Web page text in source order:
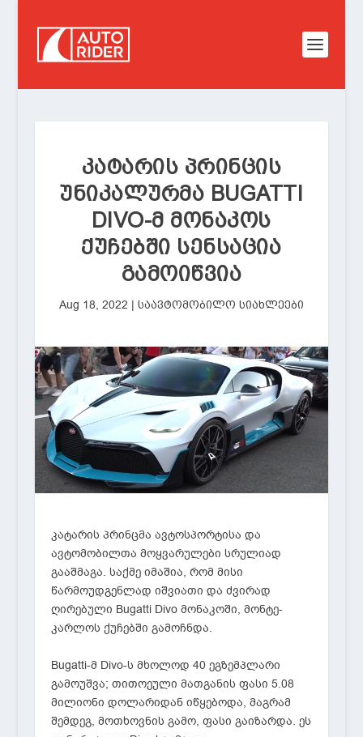
ᲙᲐᲢᲐᲠᲘᲡ ᲞᲠᲘᲜᲪᲘᲡ
ᲣᲜᲘᲙᲐᲚᲣᲠᲛᲐ BUGATTI
DIVO-Მ ᲛᲝᲜᲐᲙᲝᲡ
ᲥᲣᲩᲔᲑᲨᲘ ᲡᲔᲜᲡᲐᲪᲘᲐ
ᲒᲐᲛᲝᲘᲬᲕᲘᲐ
Aug 18, 2022 | საავტომობილო სიახლეები
კატარის პრინცმა ავტოსპორტისა და
ავტომობილთა მოყვარულები სრულიად
გააშმაგა. საქმე იმაშია, რომ მისი
წარმოუდგენლად იშვიათი და ძვირად
ღირებული Bugatti Divo მონაკოში, მონტე-
კარლოს ქუჩებში გამოჩნდა.
Bugatti-მ Divo-ს მხოლოდ 40 ეგზემპლარი
გამოუშვა; თითოეული მათგანის ფასი 5.08
მილიონი დოლარიდან იწყებოდა, მაგრამ
შემდეგ, მოთხოვნის გამო, ფასი გაიზარდა. ეს